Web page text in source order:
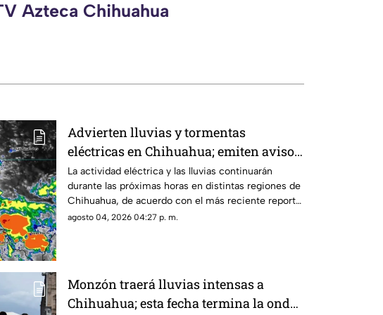
Azteca Chihuahua
Advierten lluvias y tormentas
eléctricas en Chihuahua; emiten aviso
para 16 municipios
La actividad eléctrica y las lluvias continuarán
durante las próximas horas en distintas regiones de
Chihuahua, de acuerdo con el más reciente reporte
meteorológico.
agosto 04, 2026 04:27 p. m.
Monzón traerá lluvias intensas a
Chihuahua; esta fecha termina la onda